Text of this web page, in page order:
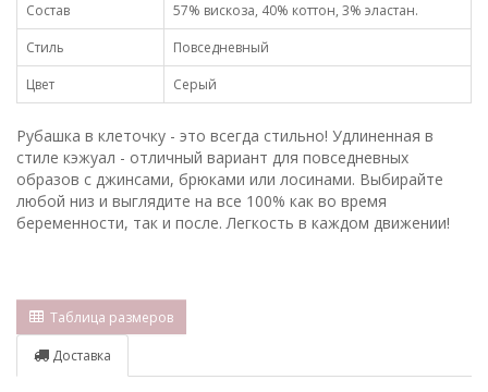
Состав
57% вискоза, 40% коттон, 3% эластан.
Стиль
Повседневный
Цвет
Серый
Рубашка в клеточку - это всегда стильно! Удлиненная в
стиле кэжуал - отличный вариант для повседневных
образов с джинсами, брюками или лосинами. Выбирайте
любой низ и выглядите на все 100% как во время
беременности, так и после. Легкость в каждом движении!
Таблица размеров
Доставка